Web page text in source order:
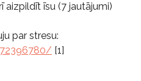
aizpildīt īsu (7 jautājumi)
par stresu:
[1]